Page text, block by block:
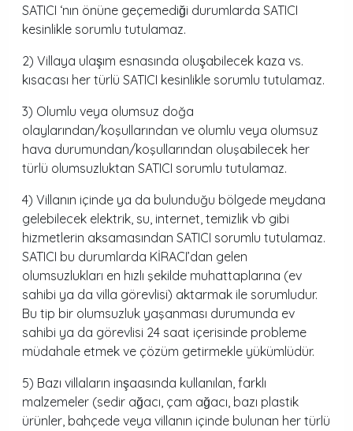
SATICI ‘nın önüne geçemediği durumlarda SATICI
kesinlikle sorumlu tutulamaz.
2) Villaya ulaşım esnasında oluşabilecek kaza vs.
kısacası her türlü SATICI kesinlikle sorumlu tutulamaz.
3) Olumlu veya olumsuz doğa
olaylarından/koşullarından ve olumlu veya olumsuz
hava durumundan/koşullarından oluşabilecek her
türlü olumsuzluktan SATICI sorumlu tutulamaz.
4) Villanın içinde ya da bulunduğu bölgede meydana
gelebilecek elektrik, su, internet, temizlik vb gibi
hizmetlerin aksamasından SATICI sorumlu tutulamaz.
SATICI bu durumlarda KİRACI’dan gelen
olumsuzlukları en hızlı şekilde muhattaplarına (ev
sahibi ya da villa görevlisi) aktarmak ile sorumludur.
Bu tip bir olumsuzluk yaşanması durumunda ev
sahibi ya da görevlisi 24 saat içerisinde probleme
müdahale etmek ve çözüm getirmekle yükümlüdür.
5) Bazı villaların inşaasında kullanılan, farklı
malzemeler (sedir ağacı, çam ağacı, bazı plastik
ürünler, bahçede veya villanın içinde bulunan her türlü